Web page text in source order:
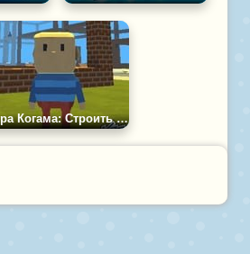
Игра Когама: Строить Дома